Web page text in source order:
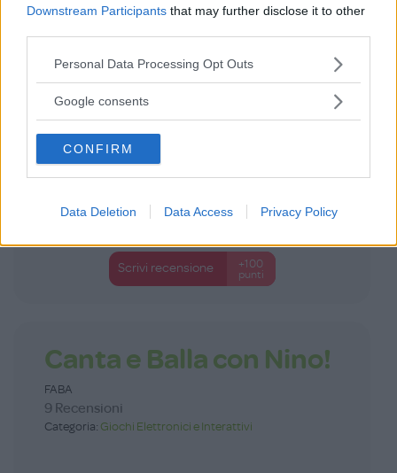
Downstream Participants that may further disclose it to other
Please note that this website/app uses one or more Google
not limited to your visit or usage behaviour. You may click to
use your data for below specified purposes in below Google
consent section.
Personal Data Processing Opt Outs
Google consents
CONFIRM
Data Deletion Data Access Privacy Policy
Scrivi recensione
+100
punti
Canta e Balla con Nino!
FABA
9 Recensioni
Categoria: Giochi Elettronici e Interattivi